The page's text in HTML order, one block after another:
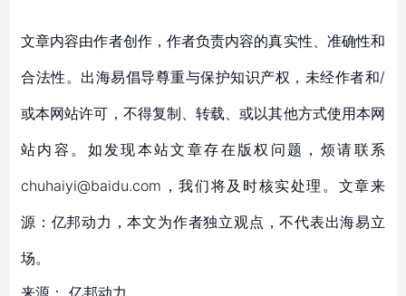
文章内容由作者创作，作者负责内容的真实性、准确性和
合法性。出海易倡导尊重与保护知识产权，未经作者和/
或本网站许可，不得复制、转载、或以其他方式使用本网
站内容。如发现本站文章存在版权问题，烦请联系
chuhaiyi@baidu.com，我们将及时核实处理。文章来
源：亿邦动力，本文为作者独立观点，不代表出海易立
场。
来源： 亿邦动力